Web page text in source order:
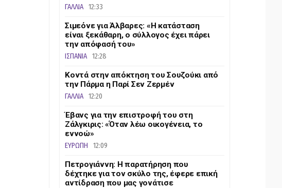
ΓΑΛΛΙΑ 12:33
Σιμεόνε για Άλβαρες: «Η κατάσταση
είναι ξεκάθαρη, ο σύλλογος έχει πάρει
την απόφασή του»
ΙΣΠΑΝΙΑ 12:28
Κοντά στην απόκτηση του Σουζούκι από
την Πάρμα η Παρί Σεν Ζερμέν
ΓΑΛΛΙΑ 12:20
Έβανς για την επιστροφή του στη
Ζάλγκιρις: «Όταν λέω οικογένεια, το
εννοώ»
ΕΥΡΩΠΗ 12:09
Πετρογιάννη: Η παρατήρηση που
δέχτηκε για τον σκύλο της, έφερε επική
αντίδραση που μας γονάτισε